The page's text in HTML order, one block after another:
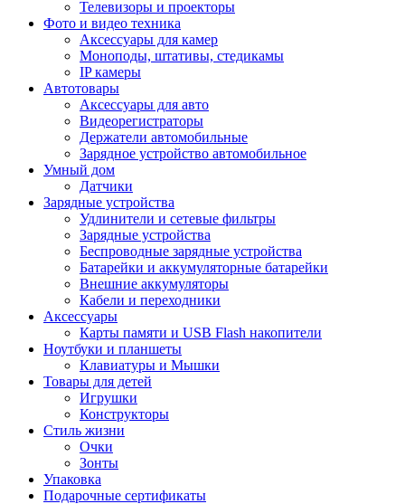
Телевизоры и проекторы
Фото и видео техника
Аксессуары для камер
Моноподы, штативы, стедикамы
IP камеры
Автотовары
Аксессуары для авто
Видеорегистраторы
Держатели автомобильные
Зарядное устройство автомобильное
Умный дом
Датчики
Зарядные устройства
Удлинители и сетевые фильтры
Зарядные устройства
Беспроводные зарядные устройства
Батарейки и аккумуляторные батарейки
Внешние аккумуляторы
Кабели и переходники
Аксессуары
Карты памяти и USB Flash накопители
Ноутбуки и планшеты
Клавиатуры и Мышки
Товары для детей
Игрушки
Конструкторы
Стиль жизни
Очки
Зонты
Упаковка
Подарочные сертификаты